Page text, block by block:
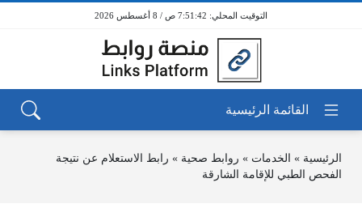
7:51:42 ص / 8 أغسطس 2026
الرئيسية » الخدمات » روابط صحية » رابط الاستعلام عن نتيجة
الفحص الطبي للإقامة الشارقة